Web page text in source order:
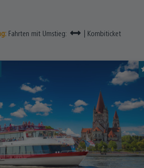
Fahrten mit Umstieg:
| Kombiticket